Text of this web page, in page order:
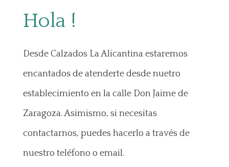
Hola !
Desde Calzados La Alicantina estaremos
encantados de atenderte desde nuetro
establecimiento en la calle Don Jaime de
Zaragoza. Asimismo, si necesitas
contactarnos, puedes hacerlo a través de
nuestro teléfono o email.